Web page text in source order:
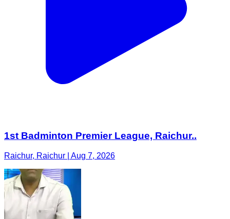
1st Badminton Premier League, Raichur..
Raichur, Raichur | Aug 7, 2026